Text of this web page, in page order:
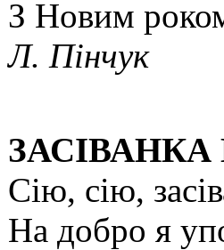
З Новим
Л. Пінчук
Сію, сію,
На добро я